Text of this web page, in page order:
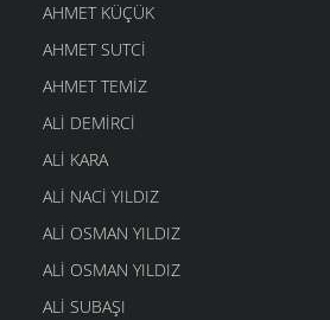
AHMET KÜÇÜK
AHMET SUTCI
AHMET TEMIZ
ALI DEMIRCI
ALI KARA
ALI NACI YILDIZ
ALI OSMAN YILDIZ
ALI OSMAN YILDIZ
ALI SUBAŞI